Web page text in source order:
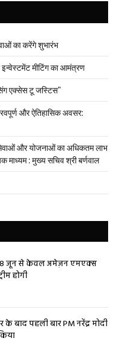
का करेंगे शुभारंभ
इन्वेस्टमेंट मीटिंग का आमंत्रण
एक्सेस टू जस्टिस"
और ऐतिहासिक अवसर:
सेवाओं और योजनाओं का अधिकतम लाभ
माध्यम : मुख्य सचिव श्री बर्णवाल
18 जून से केवल अमेज़न एमएक्स
होगी
बाद पहली बार PM नरेंद्र मोदी